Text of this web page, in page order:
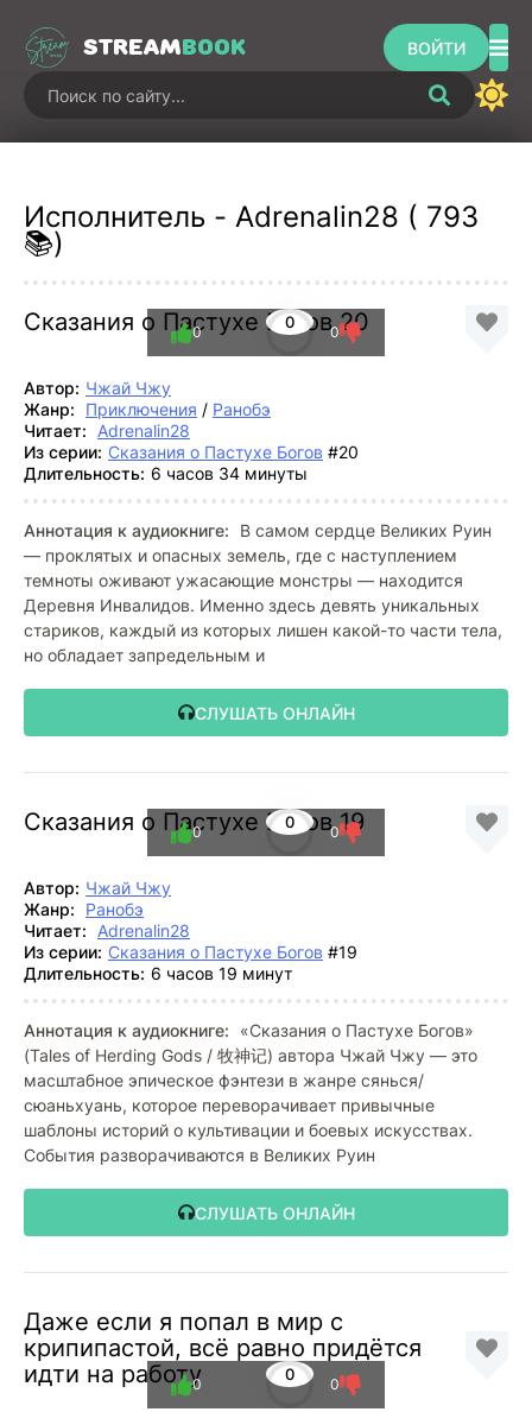
STREAMBOOK ВОЙТИ
Исполнитель - Adrenalin28 ( 793
📚)
Сказания о Пастухе Богов 20
0
0 0
Автор: Чжай Чжу
Жанр:
Приключения / Ранобэ
Читает:
Adrenalin28
Из серии: Сказания о Пастухе Богов #20
Длительность: 6 часов 34 минуты
Аннотация к аудиокниге:
В самом сердце Великих Руин
— проклятых и опасных земель, где с наступлением
темноты оживают ужасающие монстры — находится
Деревня Инвалидов. Именно здесь девять уникальных
стариков, каждый из которых лишен какой-то части тела,
но обладает запредельным и
СЛУШАТЬ ОНЛАЙН
Сказания о Пастухе Богов 19
0
0 0
Автор: Чжай Чжу
Жанр:
Ранобэ
Читает:
Adrenalin28
Из серии: Сказания о Пастухе Богов #19
Длительность: 6 часов 19 минут
Аннотация к аудиокниге:
«Сказания о Пастухе Богов»
(Tales of Herding Gods / 牧神记) автора Чжай Чжу — это
масштабное эпическое фэнтези в жанре сянься/
сюаньхуань, которое переворачивает привычные
шаблоны историй о культивации и боевых искусствах.
События разворачиваются в Великих Руин
СЛУШАТЬ ОНЛАЙН
Даже если я попал в мир с
крипипастой, всë равно придëтся
идти на работу
0
0 0